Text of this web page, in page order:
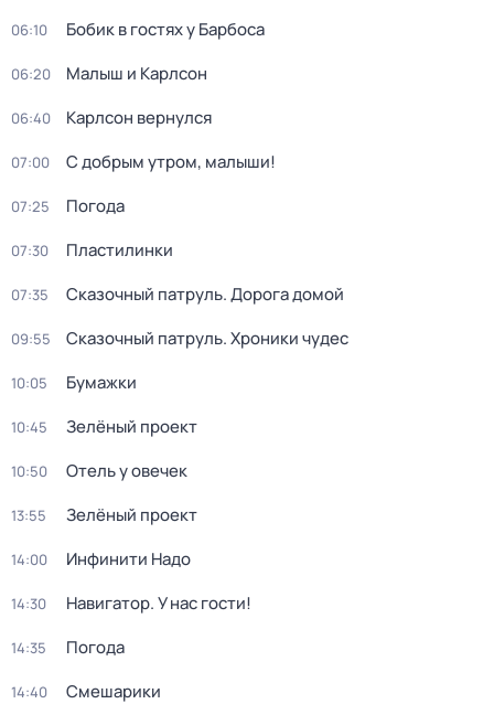
06:10 Бобик в гостях у Барбоса
06:20 Малыш и Карлсон
06:40 Карлсон вернулся
07:00 С добрым утром, малыши!
07:25 Погода
07:30 Пластилинки
07:35 Сказочный патруль. Дорога домой
09:55 Сказочный патруль. Хроники чудес
10:05 Бумажки
10:45 Зелёный проект
10:50 Отель у овечек
13:55 Зелёный проект
14:00 Инфинити Надо
14:30 Навигатор. У нас гости!
14:35 Погода
14:40 Смешарики